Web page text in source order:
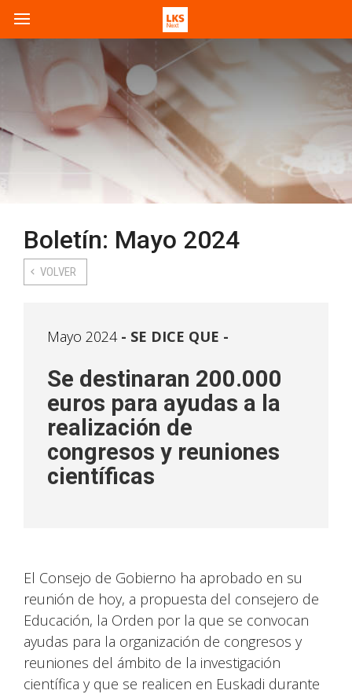
Boletín: Mayo 2024
VOLVER
Mayo 2024 SE DICE QUE -
Se destinaran 200.000
euros para ayudas a la
realización de
congresos y reuniones
científicas
El Consejo de Gobierno ha aprobado en su
reunión de hoy, a propuesta del consejero de
Educación, la Orden por la que se convocan
ayudas para la organización de congresos y
reuniones del ámbito de la investigación
científica y que se realicen en Euskadi durante